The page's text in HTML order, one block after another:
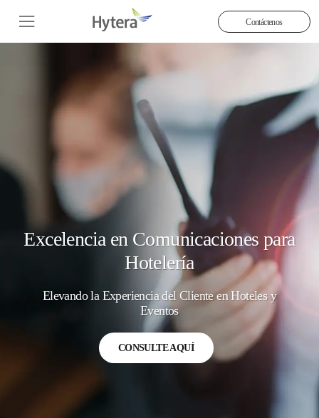
Contáctenos
Excelencia en Comunicaciones para
Hotelería
Elevando la Experiencia del Cliente en Hoteles y
Eventos
CONSULTE AQUÍ